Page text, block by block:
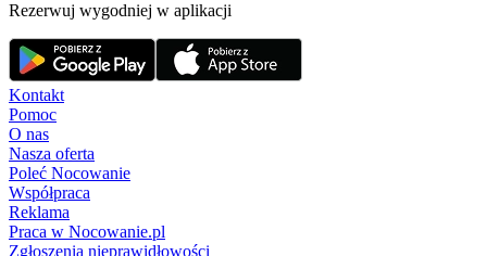
Rezerwuj wygodniej w aplikacji
Kontakt
Pomoc
O nas
Nasza oferta
Poleć Nocowanie
Współpraca
Reklama
Praca w Nocowanie.pl
Zgłoszenia nieprawidłowości